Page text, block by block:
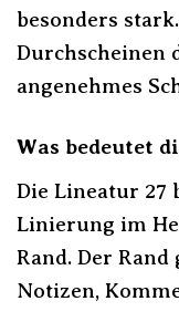
besonders
Durchscheinen
angenehmes
Was bedeutet
Die Lineatur 27
Linierung im
Rand. Der
Notizen,